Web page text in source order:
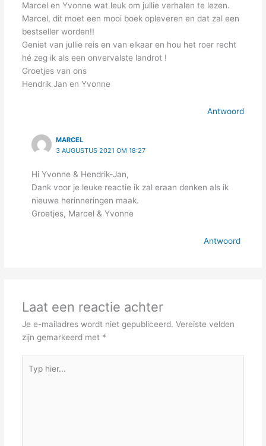
Marcel en Yvonne wat leuk om jullie verhalen te lezen.
Marcel, dit moet een mooi boek opleveren en dat zal een
bestseller worden!!
Geniet van jullie reis en van elkaar en hou het roer recht
hé zeg ik als een onvervalste landrot !
Groetjes van ons
Hendrik Jan en Yvonne
Antwoord
MARCEL
3 AUGUSTUS 2021 OM 18:27
Hi Yvonne & Hendrik-Jan,
Dank voor je leuke reactie ik zal eraan denken als ik
nieuwe herinneringen maak.
Groetjes, Marcel & Yvonne
Antwoord
Laat een reactie achter
Je e-mailadres wordt niet gepubliceerd. Vereiste velden
zijn gemarkeerd met *
hier...